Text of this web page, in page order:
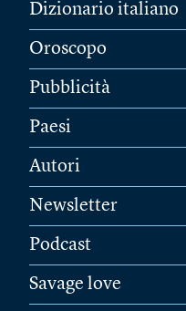
Dizionario italiano
Oroscopo
Pubblicità
Paesi
Autori
Newsletter
Podcast
Savage love